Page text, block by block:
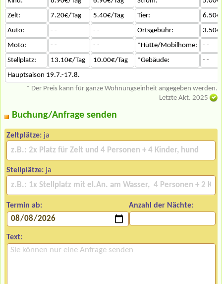
Zelt:
7.20€/Tag 5.40€/Tag Tier:
Auto:
- - - - Ortsgebühr:
Moto:
- - - - *Hütte/Mobilhome:
- -
Stellplatz:
13.10€/Tag 10.00€/Tag *Gebäude:
- -
Hauptsaison 19.7.-17.8.
* Der Preis kann für ganze Wohnungseinheit angegeben werden.
Letzte Akt. 2025
Buchung/Anfrage senden
Zeltplätze: ja
Stellplätze: ja
Termin ab: Anzahl der Nächte:
Text: